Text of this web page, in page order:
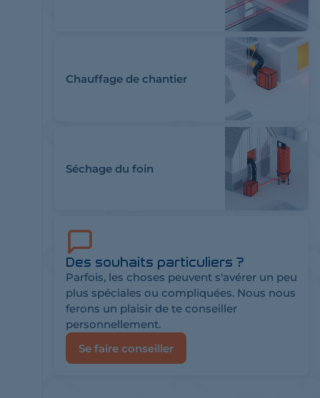
Chauffage de chantier
Séchage du foin
Des souhaits particuliers ?
Parfois, les choses peuvent s'avérer un peu
plus spéciales ou compliquées. Nous nous
ferons un plaisir de te conseiller
personnellement.
Se faire conseiller